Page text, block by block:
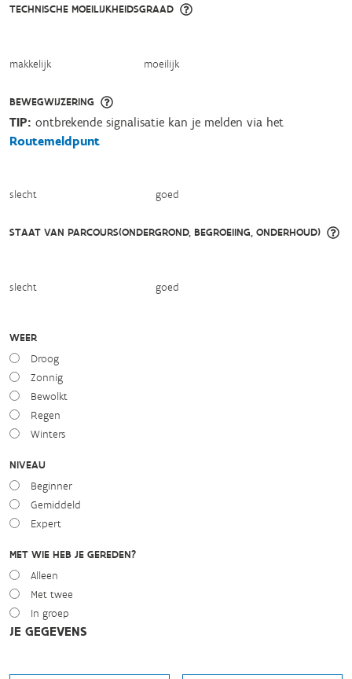
TECHNISCHE MOEILIJKHEIDSGRAAD
makkelijk moeilijk
BEWEGWIJZERING
slecht goed
TIP: ontbrekende signalisatie kan je melden via het
Routemeldpunt
STAAT VAN PARCOURS(ONDERGROND, BEGROEIING, ONDERHOUD)
slecht goed
WEER
Droog
Zonnig
Bewolkt
Regen
Winters
NIVEAU
Beginner
Gemiddeld
Expert
MET WIE HEB JE GEREDEN?
Alleen
Met twee
In groep
JE GEGEVENS